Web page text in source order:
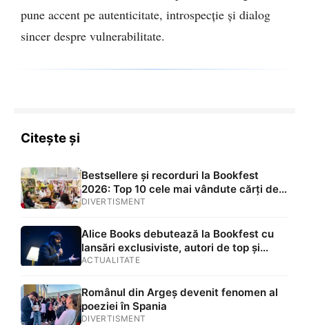
pune accent pe autenticitate, introspecție și dialog
sincer despre vulnerabilitate.
Citește și
Bestsellere și recorduri la Bookfest
2026: Top 10 cele mai vândute cărți de
la standul Alice Books
DIVERTISMENT
Alice Books debutează la Bookfest cu
lansări exclusiviste, autori de top și
întâlnirea mult așteptată cu Miguel Gane
ACTUALITATE
Românul din Argeș devenit fenomen al
poeziei în Spania
DIVERTISMENT